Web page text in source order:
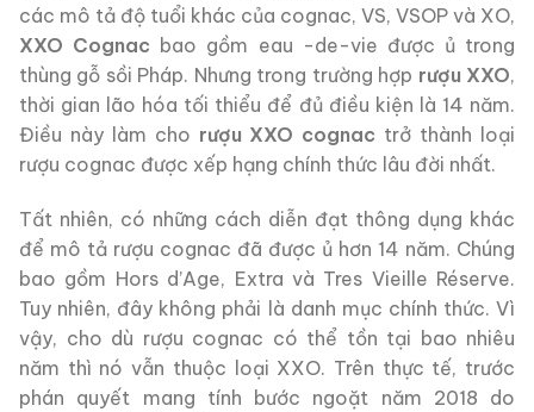
các mô tả độ tuổi khác của cognac, VS, VSOP và XO,
XXO Cognac bao gồm eau -de-vie được ủ trong
thùng gỗ sồi Pháp. Nhưng trong trường hợp rượu XXO,
thời gian lão hóa tối thiểu để đủ điều kiện là 14 năm.
Điều này làm cho rượu XXO cognac trở thành loại
rượu cognac được xếp hạng chính thức lâu đời nhất.
Tất nhiên, có những cách diễn đạt thông dụng khác
để mô tả rượu cognac đã được ủ hơn 14 năm. Chúng
bao gồm Hors d’Age, Extra và Tres Vieille Réserve.
Tuy nhiên, đây không phải là danh mục chính thức. Vì
vậy, cho dù rượu cognac có thể tồn tại bao nhiêu
năm thì nó vẫn thuộc loại XXO. Trên thực tế, trước
phán quyết mang tính bước ngoặt năm 2018 do